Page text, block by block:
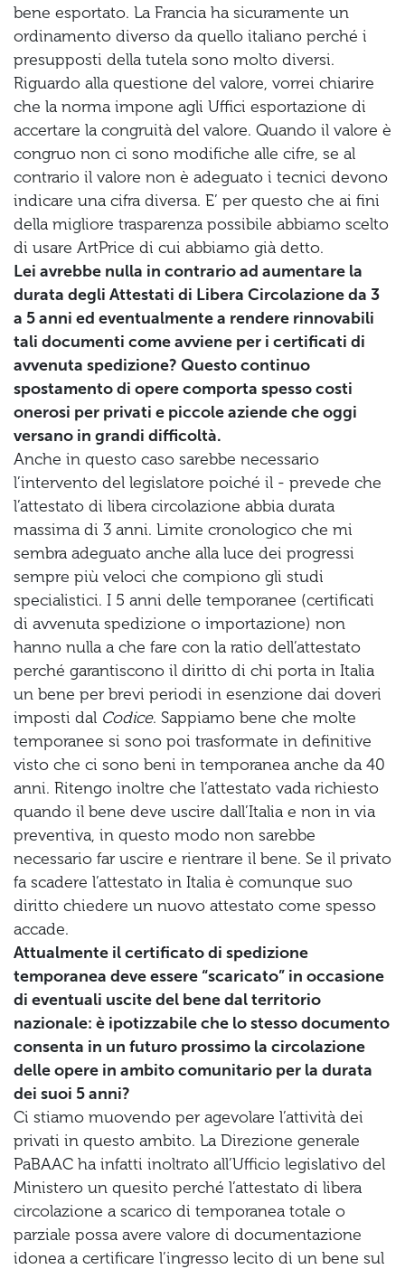
bene esportato. La Francia ha sicuramente un
ordinamento diverso da quello italiano perché i
presupposti della tutela sono molto diversi.
Riguardo alla questione del valore, vorrei chiarire
che la norma impone agli Uffici esportazione di
accertare la congruità del valore. Quando il valore è
congruo non ci sono modifiche alle cifre, se al
contrario il valore non è adeguato i tecnici devono
indicare una cifra diversa. E’ per questo che ai fini
della migliore trasparenza possibile abbiamo scelto
di usare ArtPrice di cui abbiamo già detto.
Lei avrebbe nulla in contrario ad aumentare la
durata degli Attestati di Libera Circolazione da 3
a 5 anni ed eventualmente a rendere rinnovabili
tali documenti come avviene per i certificati di
avvenuta spedizione? Questo continuo
spostamento di opere comporta spesso costi
onerosi per privati e piccole aziende che oggi
versano in grandi difficoltà.
Anche in questo caso sarebbe necessario
l’intervento del legislatore poiché il - prevede che
l’attestato di libera circolazione abbia durata
massima di 3 anni. Limite cronologico che mi
sembra adeguato anche alla luce dei progressi
sempre più veloci che compiono gli studi
specialistici. I 5 anni delle temporanee (certificati
di avvenuta spedizione o importazione) non
hanno nulla a che fare con la ratio dell’attestato
perché garantiscono il diritto di chi porta in Italia
un bene per brevi periodi in esenzione dai doveri
imposti dal Codice. Sappiamo bene che molte
temporanee si sono poi trasformate in definitive
visto che ci sono beni in temporanea anche da 40
anni. Ritengo inoltre che l’attestato vada richiesto
quando il bene deve uscire dall’Italia e non in via
preventiva, in questo modo non sarebbe
necessario far uscire e rientrare il bene. Se il privato
fa scadere l’attestato in Italia è comunque suo
diritto chiedere un nuovo attestato come spesso
accade.
Attualmente il certificato di spedizione
temporanea deve essere “scaricato” in occasione
di eventuali uscite del bene dal territorio
nazionale: è ipotizzabile che lo stesso documento
consenta in un futuro prossimo la circolazione
delle opere in ambito comunitario per la durata
dei suoi 5 anni?
Ci stiamo muovendo per agevolare l’attività dei
privati in questo ambito. La Direzione generale
PaBAAC ha infatti inoltrato all’Ufficio legislativo del
Ministero un quesito perché l’attestato di libera
circolazione a scarico di temporanea totale o
parziale possa avere valore di documentazione
idonea a certificare l’ingresso lecito di un bene sul